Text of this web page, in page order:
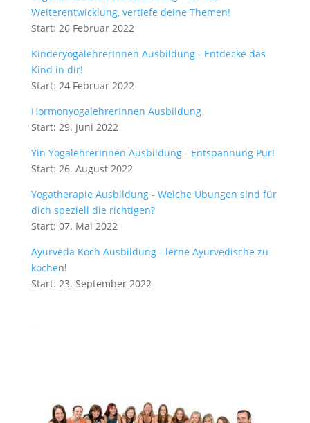
Weiterentwicklung, vertiefe deine Themen!
Start: 26 Februar 2022
KinderyogalehrerInnen Ausbildung - Entdecke das
Kind in dir!
Start: 24 Februar 2022
HormonyogalehrerInnen Ausbildung
Start: 29. Juni 2022
Yin YogalehrerInnen Ausbildung - Entspannung Pur!
Start: 26. August 2022
Yogatherapie Ausbildung - Welche Übungen sind für
dich speziell die richtigen?
Start: 07. Mai 2022
Ayurveda Koch Ausbildung - lerne Ayurvedische zu
kochen!
Start: 23. September 2022